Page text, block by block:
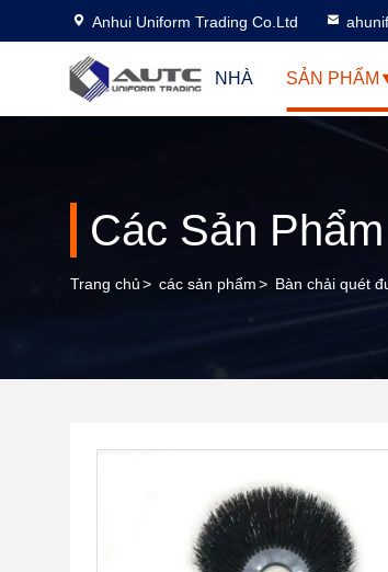
Anhui Uniform Trading Co.Ltd
NHÀ SẢN PHẨM
Các Sản Phẩm
Trang chủ> các sản phẩm> Bàn chải quét